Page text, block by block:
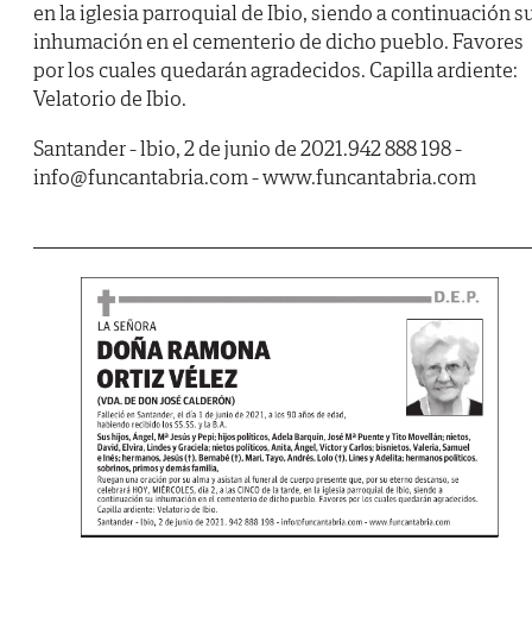
en la iglesia parroquial de Ibio, siendo a continuación
inhumación en el cementerio de dicho pueblo. Favores
por los cuales quedarán agradecidos. Capilla ardiente:
Velatorio de Ibio.
Santander - lbio, 2 de junio de 2021.942 888 198 -
info@funcantabria.com - www.funcantabria.com